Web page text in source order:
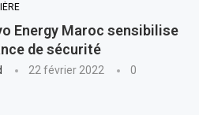
Energy Maroc sensibilise
de sécurité
22 février 2022
0